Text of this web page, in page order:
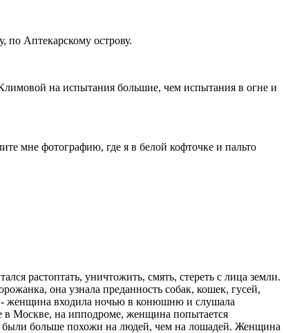
по Аптекарскому острову.
на испытания большие, чем испытания в огне и
мне фотографию, где я в белой кофточке и пальто
растоптать, уничтожить, смять, стереть с лица земли.
она узнала преданность собак, кошек, гусей,
- женщина входила ночью в конюшню и слушала
Москве, на ипподроме, женщина попытается
были больше похожи на людей, чем на лошадей. Женщина